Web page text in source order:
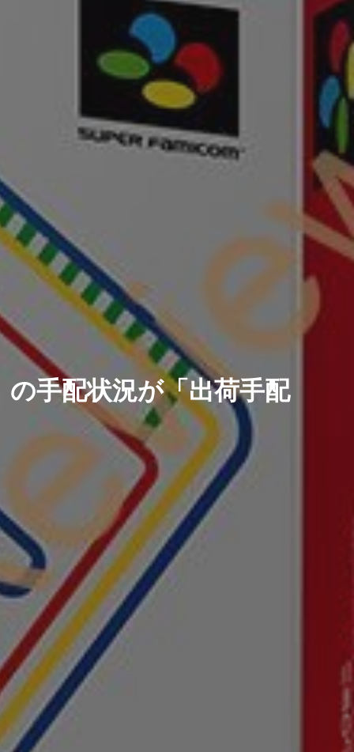
手配状況が「出荷手配